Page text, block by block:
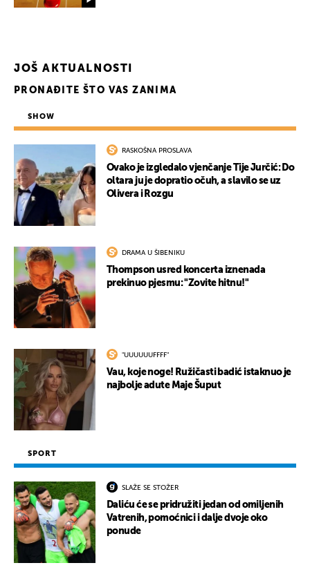
JOŠ AKTUALNOSTI
PRONAĐITE ŠTO VAS ZANIMA
SHOW
RASKOŠNA PROSLAVA
Ovako je izgledalo vjenčanje Tije Jurčić: Do
oltara ju je dopratio očuh, a slavilo se uz
Olivera i Rozgu
DRAMA U ŠIBENIKU
Thompson usred koncerta iznenada
prekinuo pjesmu: "Zovite hitnu!"
"UUUUUUFFFF"
Vau, koje noge! Ružičasti badić istaknuo je
najbolje adute Maje Šuput
SPORT
SLAŽE SE STOŽER
Daliću će se pridružiti jedan od omiljenih
Vatrenih, pomoćnici i dalje dvoje oko
ponude